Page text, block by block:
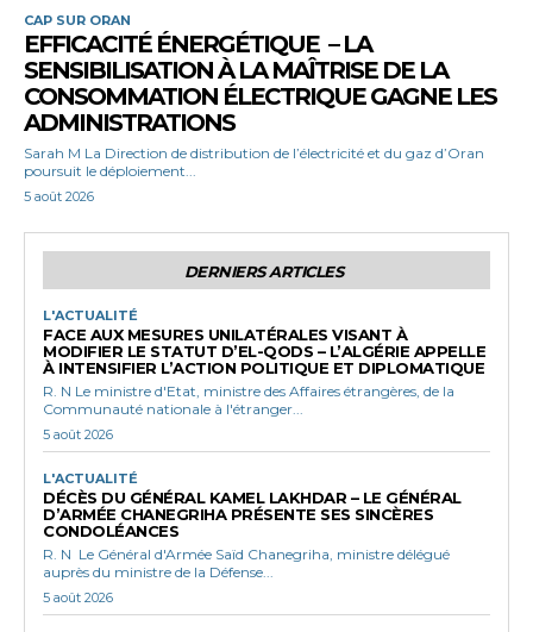
CAP SUR ORAN
EFFICACITÉ ÉNERGÉTIQUE – LA
SENSIBILISATION À LA MAÎTRISE DE LA
CONSOMMATION ÉLECTRIQUE GAGNE LES
ADMINISTRATIONS
Sarah M La Direction de distribution de l’électricité et du gaz d’Oran
poursuit le déploiement...
5 août 2026
DERNIERS ARTICLES
L'ACTUALITÉ
FACE AUX MESURES UNILATÉRALES VISANT À
MODIFIER LE STATUT D’EL-QODS – L’ALGÉRIE APPELLE
À INTENSIFIER L’ACTION POLITIQUE ET DIPLOMATIQUE
R. N Le ministre d'Etat, ministre des Affaires étrangères, de la
Communauté nationale à l'étranger...
5 août 2026
L'ACTUALITÉ
DÉCÈS DU GÉNÉRAL KAMEL LAKHDAR – LE GÉNÉRAL
D’ARMÉE CHANEGRIHA PRÉSENTE SES SINCÈRES
CONDOLÉANCES
R. N Le Général d'Armée Saïd Chanegriha, ministre délégué
auprès du ministre de la Défense...
5 août 2026